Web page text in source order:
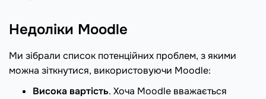
Недоліки Moodle
Ми зібрали список потенційних проблем, з якими
можна зіткнутися, використовуючи Moodle:
Висока вартість. Хоча Moodle вважається